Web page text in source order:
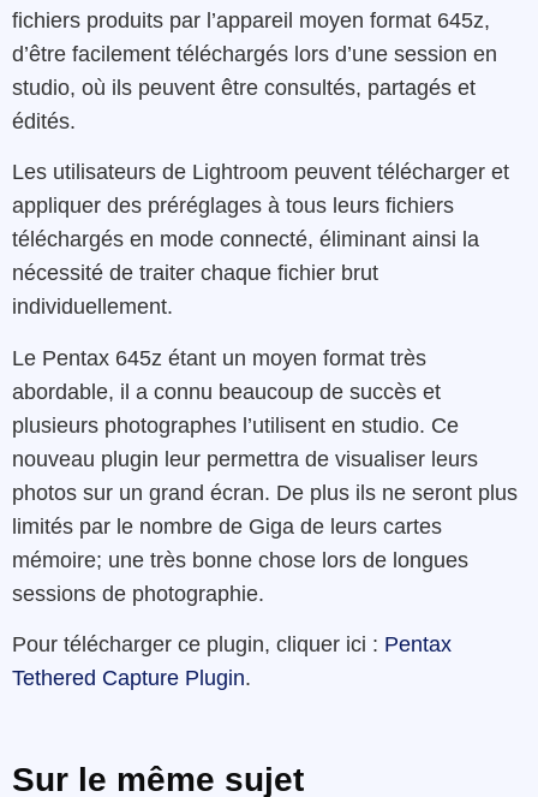
fichiers produits par l’appareil moyen format 645z,
d’être facilement téléchargés lors d’une session en
studio, où ils peuvent être consultés, partagés et
édités.
Les utilisateurs de Lightroom peuvent télécharger et
appliquer des préréglages à tous leurs fichiers
téléchargés en mode connecté, éliminant ainsi la
nécessité de traiter chaque fichier brut
individuellement.
Le Pentax 645z étant un moyen format très
abordable, il a connu beaucoup de succès et
plusieurs photographes l’utilisent en studio. Ce
nouveau plugin leur permettra de visualiser leurs
photos sur un grand écran. De plus ils ne seront plus
limités par le nombre de Giga de leurs cartes
mémoire; une très bonne chose lors de longues
sessions de photographie.
Pour télécharger ce plugin, cliquer ici : Pentax
Tethered Capture Plugin.
Sur le même sujet